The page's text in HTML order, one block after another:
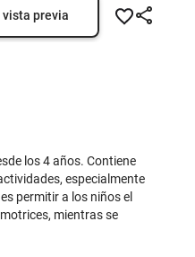
vista previa
los 4 años. Contiene
especialmente
permitir a los niños el
mientras se